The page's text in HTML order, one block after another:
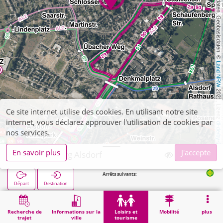
, Kartendaten, Geobasisdaten: ©
Land NRW
2021, Lizenz
dl-de/by-2-0
Recherche de
trajet
Informations sur la
ville
Loisirs et
tourisme
Mobilité plus
Alsdorf, Burg Alsdorf
Départ Destination
Alsdorf Burg in 133m
Démarrage Loisirs et tourisme Alsdorf, Burg Alsdorf
Ce site internet utilise des cookies. En utilisant notre site
internet, vous déclarez approuver l'utilisation de cookies par
nos services.
En savoir plus
J'accepte